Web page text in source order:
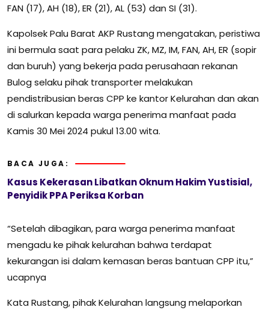
FAN (17), AH (18), ER (21), AL (53) dan SI (31).
Kapolsek Palu Barat AKP Rustang mengatakan, peristiwa
ini bermula saat para pelaku ZK, MZ, IM, FAN, AH, ER (sopir
dan buruh) yang bekerja pada perusahaan rekanan
Bulog selaku pihak transporter melakukan
pendistribusian beras CPP ke kantor Kelurahan dan akan
di salurkan kepada warga penerima manfaat pada
Kamis 30 Mei 2024 pukul 13.00 wita.
BACA JUGA:
Kasus Kekerasan Libatkan Oknum Hakim Yustisial,
Penyidik PPA Periksa Korban
“Setelah dibagikan, para warga penerima manfaat
mengadu ke pihak kelurahan bahwa terdapat
kekurangan isi dalam kemasan beras bantuan CPP itu,”
ucapnya
Kata Rustang, pihak Kelurahan langsung melaporkan